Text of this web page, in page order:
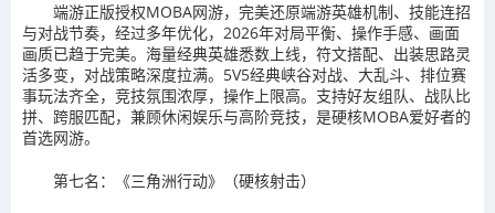
端游正版授权MOBA网游，完美还原端游英雄机制、技能连招
与对战节奏，经过多年优化，2026年对局平衡、操作手感、画面
画质已趋于完美。海量经典英雄悉数上线，符文搭配、出装思路灵
活多变，对战策略深度拉满。5V5经典峡谷对战、大乱斗、排位赛
事玩法齐全，竞技氛围浓厚，操作上限高。支持好友组队、战队比
拼、跨服匹配，兼顾休闲娱乐与高阶竞技，是硬核MOBA爱好者的
首选网游。
第七名：《三角洲行动》（硬核射击）